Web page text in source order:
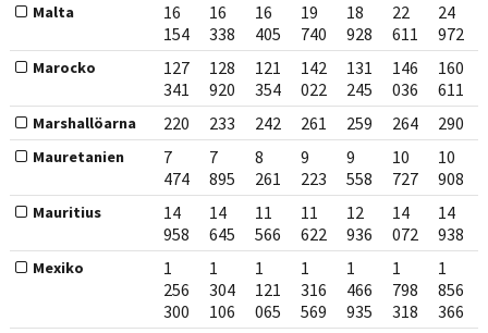
Malta
16
154
16
338
16
405
19
740
18
928
22
611
24
972
Marocko
127
341
128
920
121
354
142
022
131
245
146
036
160
611
Marshallöarna 220 233 242 261 259 264 290
Mauretanien
7
474
7
895
8
261
9
223
9
558
10
727
10
908
Mauritius
14
958
14
645
11
566
11
622
12
936
14
072
14
938
Mexiko
1
256
300
1
304
106
1
121
065
1
316
569
1
466
935
1
798
318
1
856
366